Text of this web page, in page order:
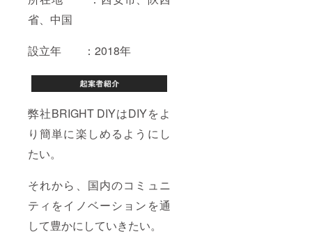
省、中国
設立年 ：2018年
弊社BRIGHT DIYはDIYをよ
り簡単に楽しめるようにし
たい。
それから、国内のコミュニ
ティをイノベーションを通
して豊かにしていきたい。